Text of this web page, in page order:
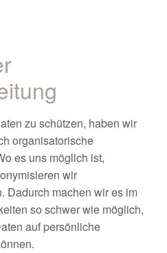
zu schützen, haben wir
organisatorische
es uns möglich ist,
wir
Dadurch machen wir es im
so schwer wie möglich,
auf persönliche